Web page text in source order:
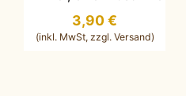
3,90 €